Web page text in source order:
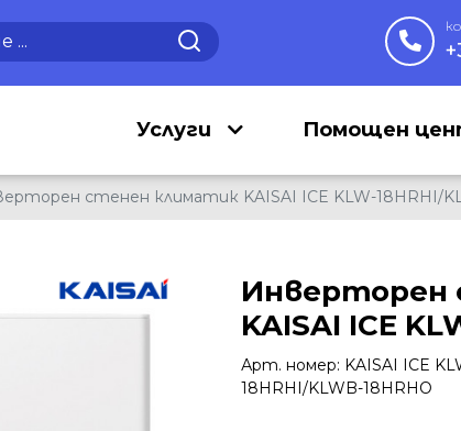
Услуги Помощен
стенен климатик KAISAI ICE KLW-18HRHI/
Инверторен
KAISAI ICE
Арт. номер: KAISAI ICE
18HRHI/KLWB-18HRHO